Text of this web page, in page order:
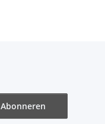
Abonneren